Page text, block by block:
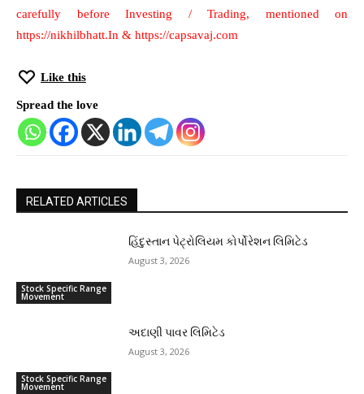
carefully before Investing / Trading, mentioned on
https://nikhilbhatt.In & https://capsavaj.com
Like this
Spread the love
RELATED ARTICLES
Stock Specific Range
Movement
હિંદુસ્તાન પેટ્રોલિયમ કોર્પોરેશન લિમિટેડ
August 3, 2026
Stock Specific Range
Movement
અદાણી પાવર લિમિટેડ
August 3, 2026